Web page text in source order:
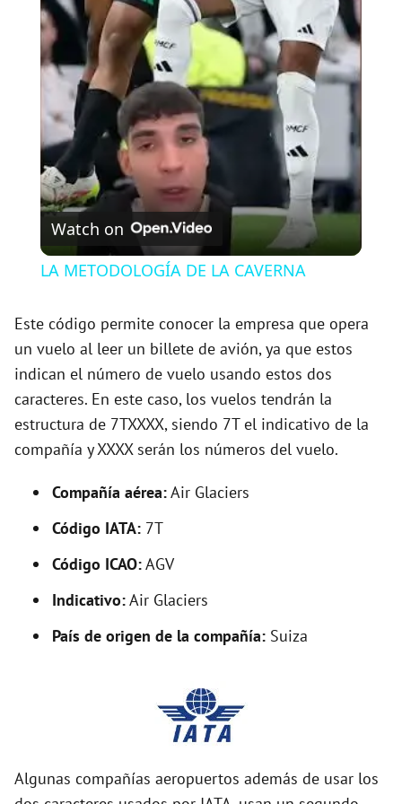
l
a
y
V
i
d
e
o
Watch on
LA METODOLOGÍA DE LA CAVERNA
Este código permite conocer la empresa que opera
un vuelo al leer un billete de avión, ya que estos
indican el número de vuelo usando estos dos
caracteres. En este caso, los vuelos tendrán la
estructura de 7TXXXX, siendo 7T el indicativo de la
compañía y XXXX serán los números del vuelo.
Compañía aérea:Air Glaciers
Código IATA: 7T
Código ICAO:AGV
Indicativo:Air Glaciers
País de origen de la compañía: Suiza
Algunas compañías aeropuertos además de usar los